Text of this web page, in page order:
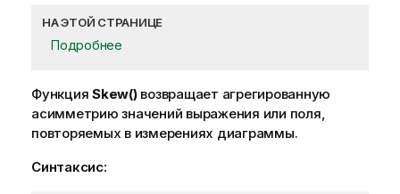
НА ЭТОЙ СТРАНИЦЕ
Подробнее
Функция Skew()возвращает агрегированную
асимметрию значений выражения или поля,
повторяемых в измерениях диаграммы.
Синтаксис: